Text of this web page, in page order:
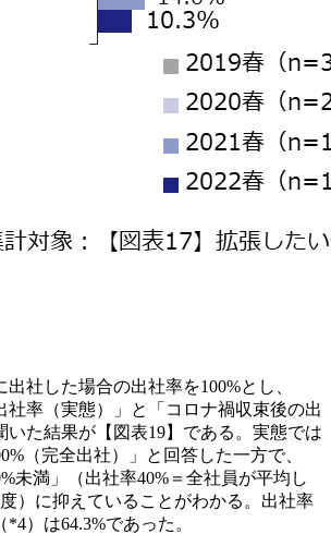
社した場合の出社率を100%とし、
社率（実態）」と「コロナ禍収束後の出
いた結果が【図表19】である。実態では
（完全出社）」と回答した一方で、
未満」（出社率40%＝全社員が平均し
）に抑えていることがわかる。出社率
*4）は64.3%であった。